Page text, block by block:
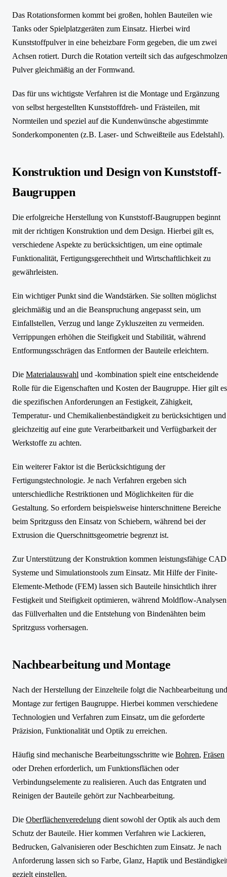
Das Rotationsformen kommt bei großen, hohlen Bauteilen wie
Tanks oder Spielplatzgeräten zum Einsatz. Hierbei wird
Kunststoffpulver in eine beheizbare Form gegeben, die um zwei
Achsen rotiert. Durch die Rotation verteilt sich das
Pulver gleichmäßig an der Formwand.
Das für uns wichtigste Verfahren ist die Montage und Ergänzung
von selbst hergestellten Kunststoffdreh- und Frästeilen, mit
Normteilen und speziel auf die Kundenwünsche abgestimmte
Sonderkomponenten (z.B. Laser- und Schweißteile aus Edelstahl).
Konstruktion und Design von Kunststoff-
Baugruppen
Die erfolgreiche Herstellung von Kunststoff-Baugruppen beginnt
mit der richtigen Konstruktion und dem Design. Hierbei gilt es,
verschiedene Aspekte zu berücksichtigen, um eine optimale
Funktionalität, Fertigungsgerechtheit und Wirtschaftlichkeit zu
gewährleisten.
Ein wichtiger Punkt sind die Wandstärken. Sie sollten möglichst
gleichmäßig und an die Beanspruchung angepasst sein, um
Einfallstellen, Verzug und lange Zykluszeiten zu vermeiden.
Verrippungen erhöhen die Steifigkeit und Stabilität, während
Entformungsschrägen das Entformen der Bauteile erleichtern.
Die Materialauswahl und -kombination spielt eine entscheidende
Rolle für die Eigenschaften und Kosten der Baugruppe. Hier gilt
die spezifischen Anforderungen an Festigkeit, Zähigkeit,
Temperatur- und Chemikalienbeständigkeit zu berücksichtigen und
gleichzeitig auf eine gute Verarbeitbarkeit und Verfügbarkeit der
Werkstoffe zu achten.
Ein weiterer Faktor ist die Berücksichtigung der
Fertigungstechnologie. Je nach Verfahren ergeben sich
unterschiedliche Restriktionen und Möglichkeiten für die
Gestaltung. So erfordern beispielsweise hinterschnittene Bereiche
beim Spritzguss den Einsatz von Schiebern, während bei der
Extrusion die Querschnittsgeometrie begrenzt ist.
Zur Unterstützung der Konstruktion kommen leistungsfähige
Systeme und Simulationstools zum Einsatz. Mit Hilfe der Finite-
Elemente-Methode (FEM) lassen sich Bauteile hinsichtlich ihrer
Festigkeit und Steifigkeit optimieren, während Moldflow-Analysen
das Füllverhalten und die Entstehung von Bindenähten beim
Spritzguss vorhersagen.
Nachbearbeitung und Montage
Nach der Herstellung der Einzelteile folgt die Nachbearbeitung und
Montage zur fertigen Baugruppe. Hierbei kommen verschiedene
Technologien und Verfahren zum Einsatz, um die geforderte
Präzision, Funktionalität und Optik zu erreichen.
Häufig sind mechanische Bearbeitungsschritte wie Bohren, Fräsen
oder Drehen erforderlich, um Funktionsflächen oder
Verbindungselemente zu realisieren. Auch das Entgraten und
Reinigen der Bauteile gehört zur Nachbearbeitung.
Die Oberflächenveredelung dient sowohl der Optik als auch dem
Schutz der Bauteile. Hier kommen Verfahren wie Lackieren,
Bedrucken, Galvanisieren oder Beschichten zum Einsatz. Je nach
Anforderung lassen sich so Farbe, Glanz, Haptik und
gezielt einstellen.